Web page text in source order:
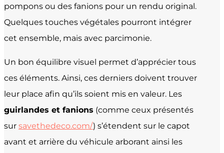
pompons ou des fanions pour un rendu original.
Quelques touches végétales pourront intégrer
cet ensemble, mais avec parcimonie.
Un bon équilibre visuel permet d’apprécier tous
ces éléments. Ainsi, ces derniers doivent trouver
leur place afin qu’ils soient mis en valeur. Les
guirlandes et fanions (comme ceux présentés
sur savethedeco.com/) s’étendent sur le capot
avant et arrière du véhicule arborant ainsi les